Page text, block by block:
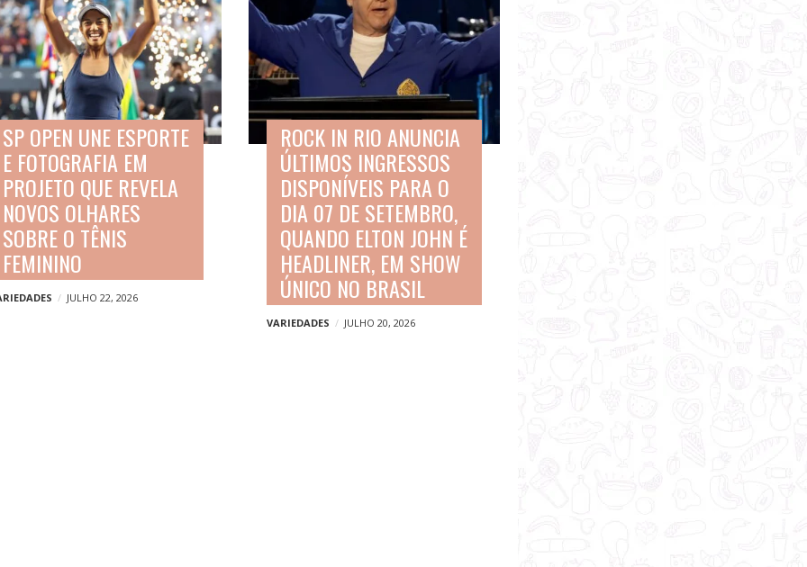
SP OPEN UNE ESPORTE
E FOTOGRAFIA EM
PROJETO QUE REVELA
NOVOS OLHARES
SOBRE O TÊNIS
FEMININO
JULHO 22, 2026
ROCK IN RIO ANUNCIA
ÚLTIMOS INGRESSOS
DISPONÍVEIS PARA O
DIA 07 DE SETEMBRO,
QUANDO ELTON JOHN É
HEADLINER, EM SHOW
ÚNICO NO BRASIL
VARIEDADES JULHO 20, 2026